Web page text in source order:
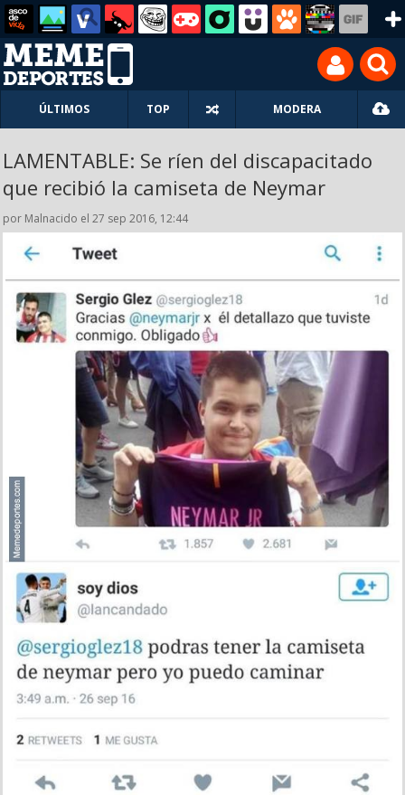
ÚLTIMOS TOP MODERA
LAMENTABLE: Se ríen del discapacitado
que recibió la camiseta de Neymar
por Malnacido el 27 sep 2016, 12:44